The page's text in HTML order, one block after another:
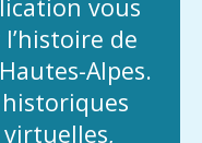
vous
de
Alpes.